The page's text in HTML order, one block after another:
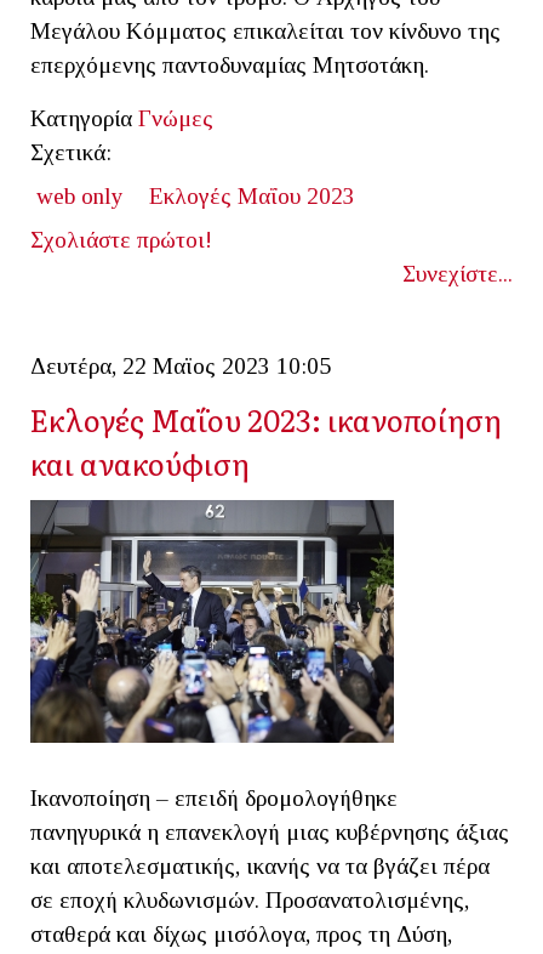
Μεγάλου Κόμματος επικαλείται τον κίνδυνο της
επερχόμενης παντοδυναμίας Μητσοτάκη.
Κατηγορία Γνώμες
Σχετικά:
web only
Εκλογές Μαΐου 2023
Σχολιάστε πρώτοι!
Συνεχίστε...
Δευτέρα, 22 Μαϊος 2023 10:05
Εκλογές Μαΐου 2023: ικανοποίηση
και ανακούφιση
Ικανοποίηση – επειδή δρομολογήθηκε
πανηγυρικά η επανεκλογή μιας κυβέρνησης άξιας
και αποτελεσματικής, ικανής να τα βγάζει πέρα
σε εποχή κλυδωνισμών. Προσανατολισμένης,
σταθερά και δίχως μισόλογα, προς τη Δύση,